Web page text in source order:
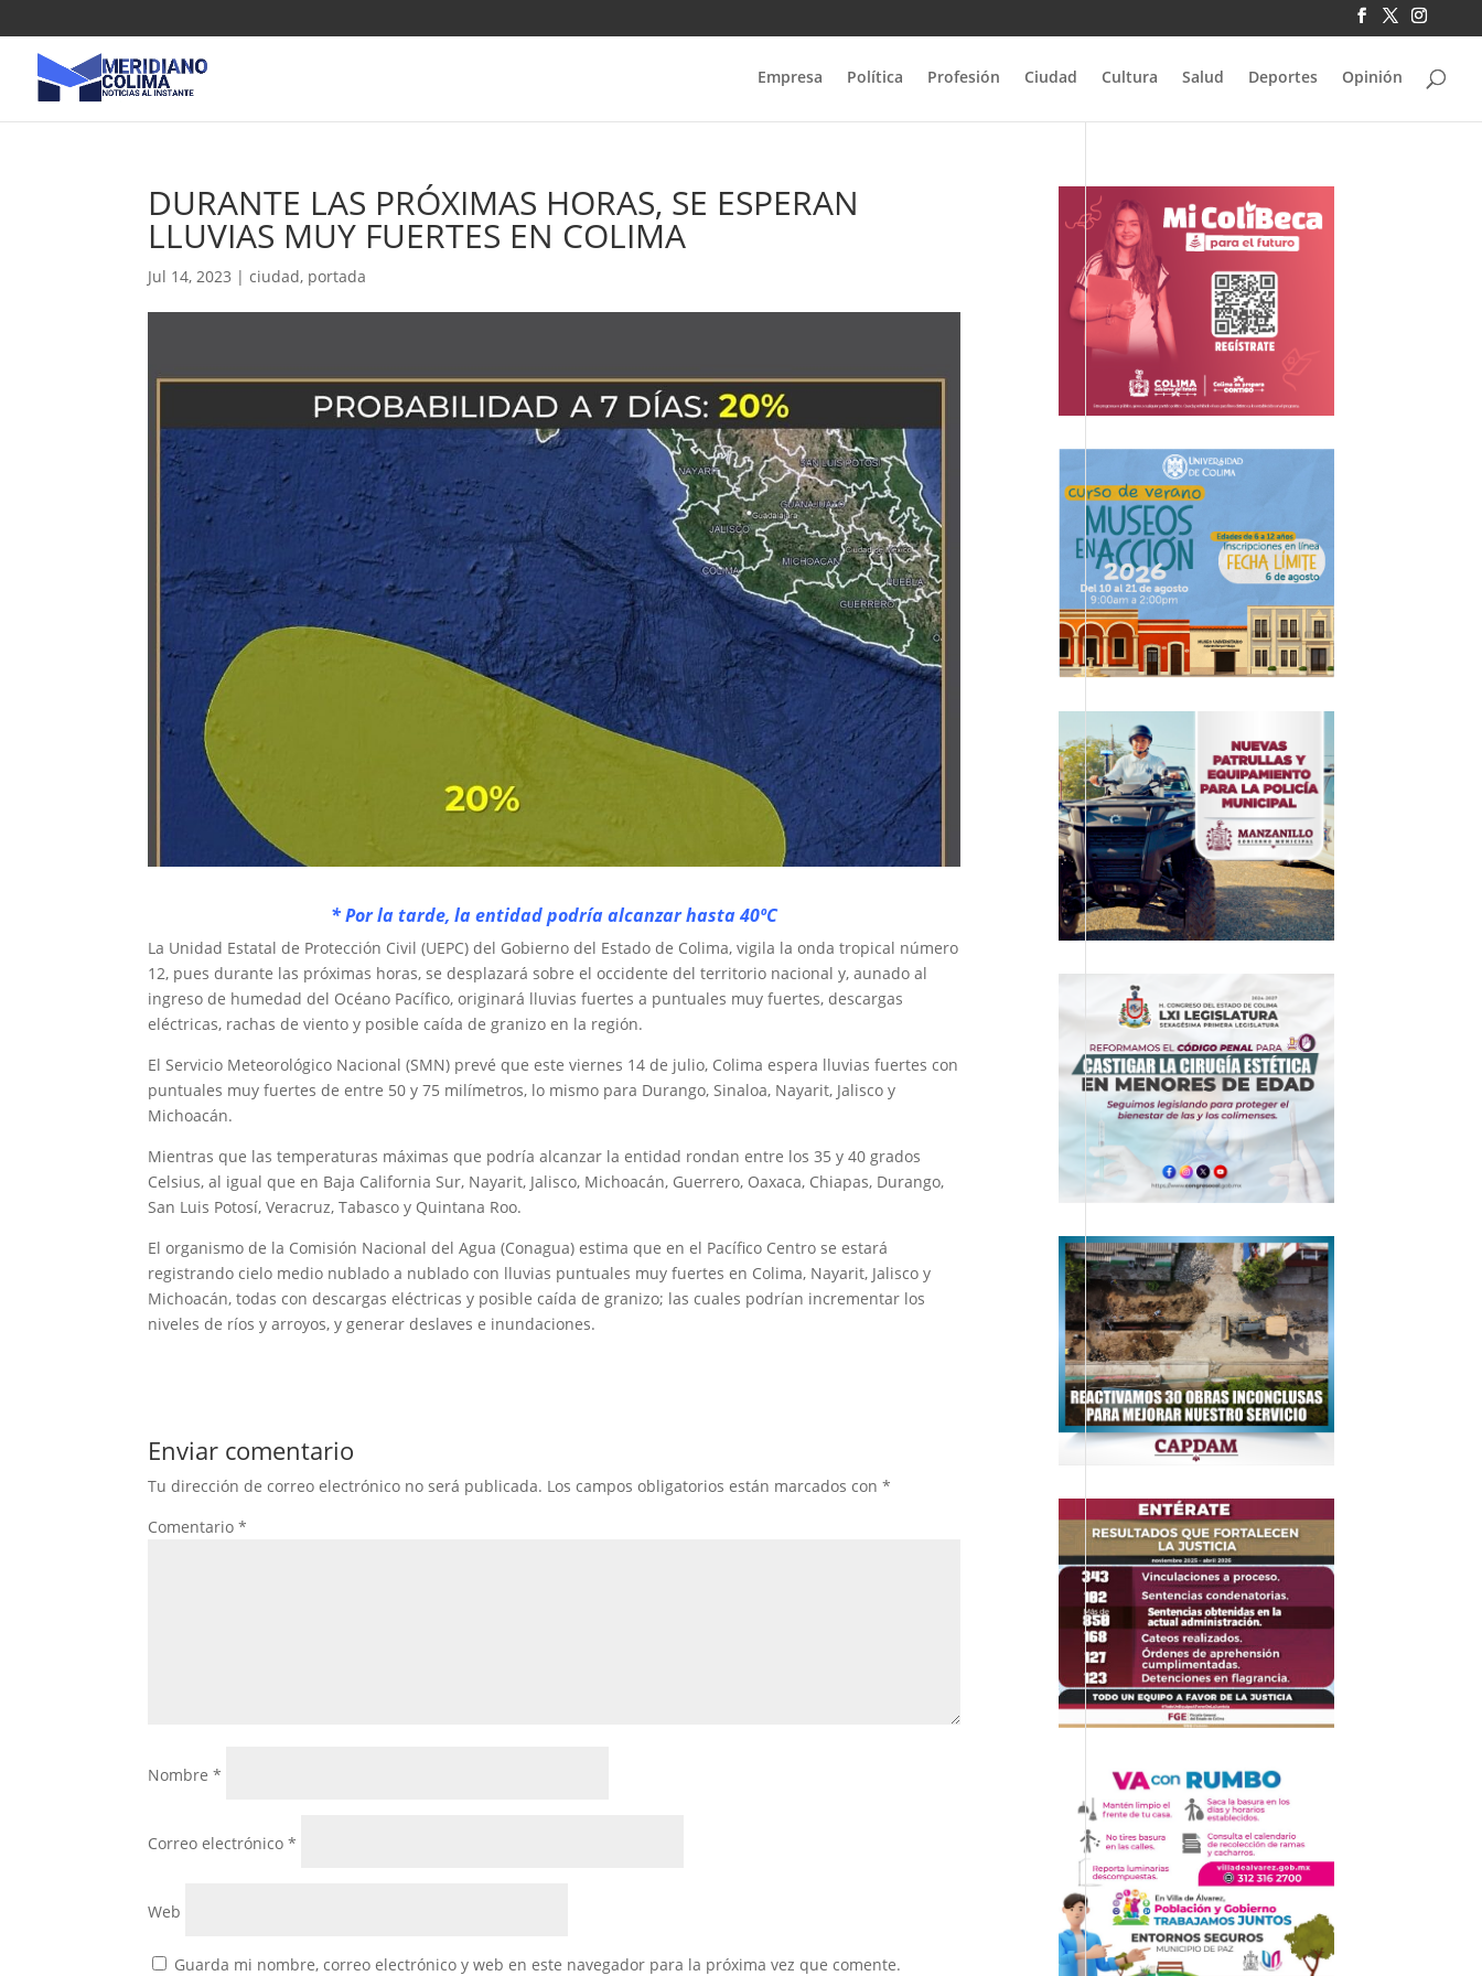
Empresa Política Profesión Ciudad Cultura Salud Deportes Opinión
DURANTE LAS PRÓXIMAS HORAS, SE ESPERAN
LLUVIAS MUY FUERTES EN COLIMA
Jul 14, 2023 |ciudad, portada
* Por la tarde, la entidad podría alcanzar hasta 40ºC
La Unidad Estatal de Protección Civil (UEPC) del Gobierno del Estado de Colima, vigila la onda tropical número
12, pues durante las próximas horas, se desplazará sobre el occidente del territorio nacional y, aunado al
ingreso de humedad del Océano Pacífico, originará lluvias fuertes a puntuales muy fuertes, descargas
eléctricas, rachas de viento y posible caída de granizo en la región.
El Servicio Meteorológico Nacional (SMN) prevé que este viernes 14 de julio, Colima espera lluvias fuertes con
puntuales muy fuertes de entre 50 y 75 milímetros, lo mismo para Durango, Sinaloa, Nayarit, Jalisco y
Michoacán.
Mientras que las temperaturas máximas que podría alcanzar la entidad rondan entre los 35 y 40 grados
Celsius, al igual que en Baja California Sur, Nayarit, Jalisco, Michoacán, Guerrero, Oaxaca, Chiapas, Durango,
San Luis Potosí, Veracruz, Tabasco y Quintana Roo.
El organismo de la Comisión Nacional del Agua (Conagua) estima que en el Pacífico Centro se estará
registrando cielo medio nublado a nublado con lluvias puntuales muy fuertes en Colima, Nayarit, Jalisco y
Michoacán, todas con descargas eléctricas y posible caída de granizo; las cuales podrían incrementar los
niveles de ríos y arroyos, y generar deslaves e inundaciones.
Enviar comentario
Tu dirección de correo electrónico no será publicada. Los campos obligatorios están marcados con*
Comentario*
Nombre*
Correo electrónico*
Web
Guarda mi nombre, correo electrónico y web en este navegador para la próxima vez que comente.